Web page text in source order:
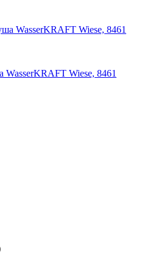
Wiese, 8461